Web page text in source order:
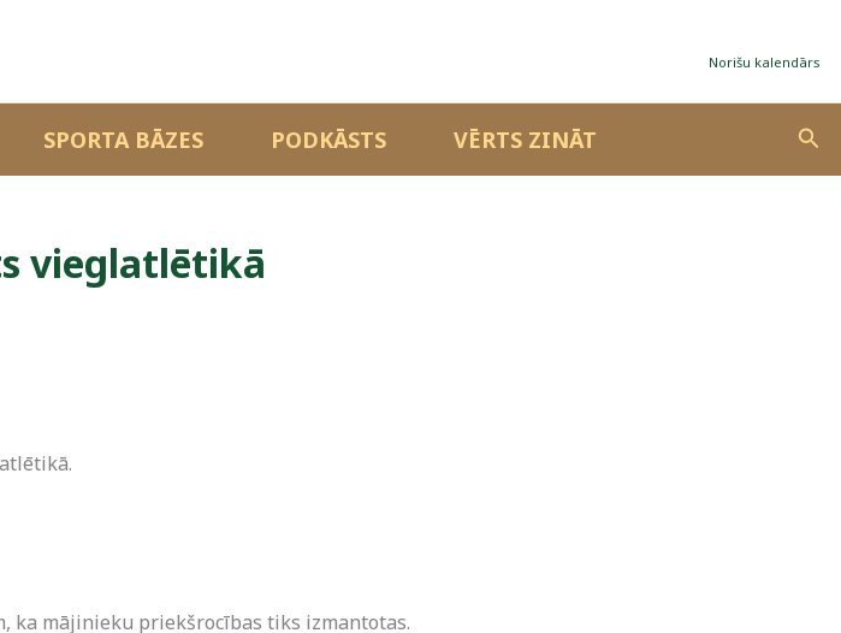
Norišu kalendārs
SPORTA BĀZES PODKĀSTS VĒRTS ZINĀT
vieglatlētikā
ka mājinieku priekšrocības tiks izmantotas.